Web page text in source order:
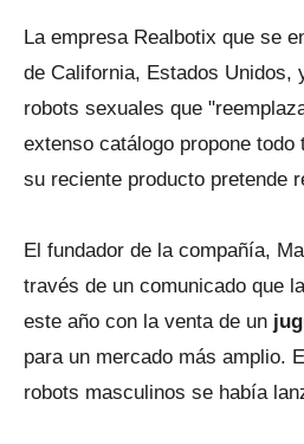
La empresa Realbotix que se
de California, Estados Unidos,
robots sexuales que
extenso catálogo propone todo
su reciente producto pretende
El fundador de la compañía,
través de un comunicado que
este año con la venta de un
para un mercado más amplio.
robots masculinos se había